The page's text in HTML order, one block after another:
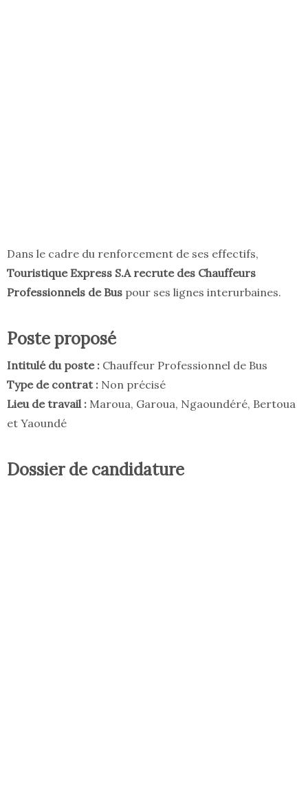
Dans le cadre du renforcement de ses effectifs,
Touristique Express S.A recrute des Chauffeurs
Professionnels de Bus pour ses lignes interurbaines.
Poste proposé
Intitulé du poste : Chauffeur Professionnel de Bus
Type de contrat : Non précisé
Lieu de travail : Maroua, Garoua, Ngaoundéré, Bertoua
et Yaoundé
Dossier de candidature